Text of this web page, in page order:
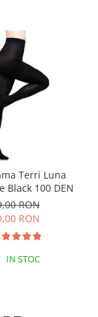
Terri Luna
Black 100 DEN
RON
RON
IN STOC